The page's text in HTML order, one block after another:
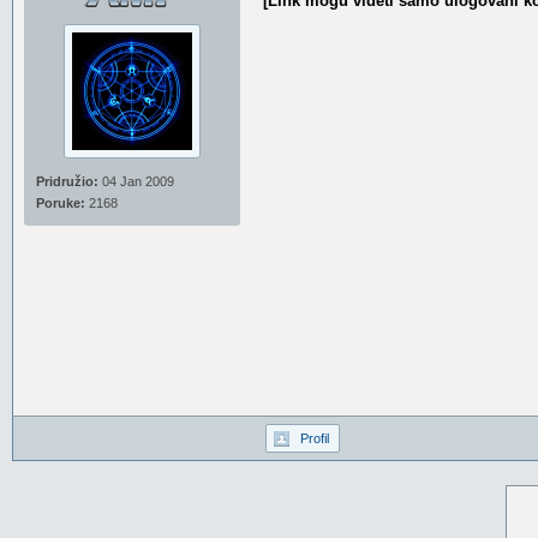
Pridružio: 04 Jan 2009
Poruke: 2168
Profil